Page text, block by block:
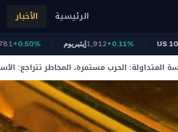
الرئيسية الأخبار
إيثيريوم1,912 +0.11% US 100
المتداولة: الحرب مستمرة، المخاطر تتراجع:
يقفز بعد تصريحات ترامب حول اتفاق السلام مع